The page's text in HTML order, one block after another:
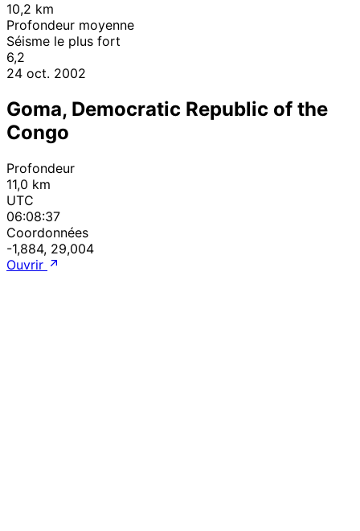
10,2 km
Profondeur moyenne
Séisme le plus fort
6,2
24 oct. 2002
Goma, Democratic Republic of the
Congo
Profondeur
11,0 km
UTC
06:08:37
Coordonnées
-1,884, 29,004
Ouvrir